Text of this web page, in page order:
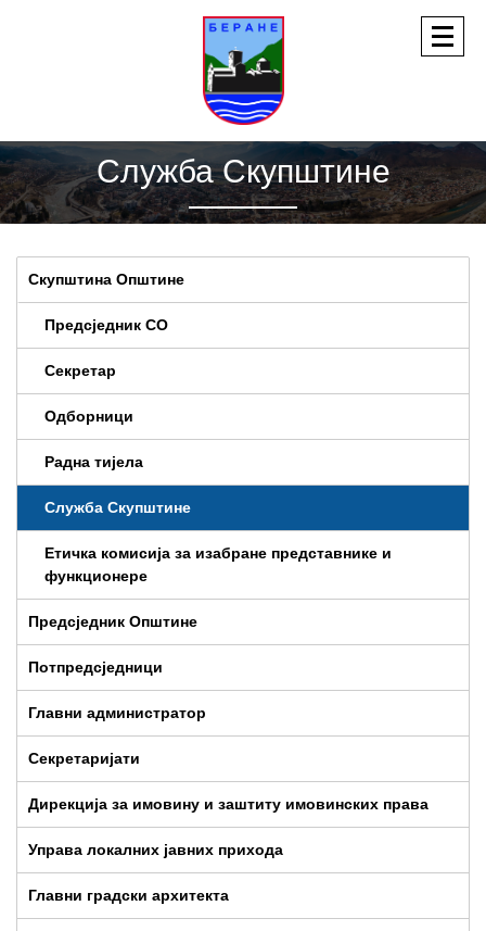
Служба Скупштине
Скупштина Општине
Предсједник СО
Секретар
Одборници
Радна тијела
Служба Скупштине
Етичка комисија за изабране представнике и
функционере
Предсједник Општине
Потпредсједници
Главни администратор
Секретаријати
Дирекција за имовину и заштиту имовинских права
Управа локалних јавних прихода
Главни градски архитекта